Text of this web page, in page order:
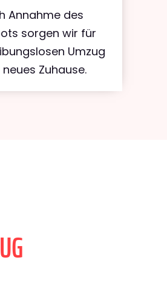
Annahme des
sorgen wir für
Umzug
neues Zuhause.